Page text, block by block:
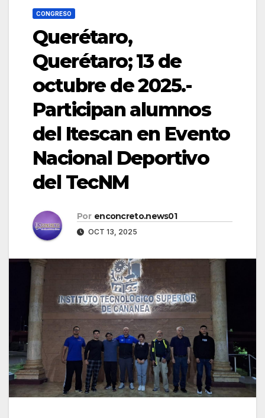
CONGRESO
Querétaro,
Querétaro; 13 de
octubre de 2025.-
Participan alumnos
del Itescan en Evento
Nacional Deportivo
del TecNM
Por enconcreto.news01
OCT 13, 2025